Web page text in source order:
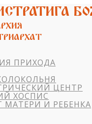
ПРИХОДА
ЦЕНТР
ХОСПИС
И РЕБЕНКА